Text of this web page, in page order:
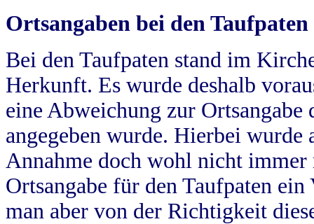
Ortsangaben bei den Taufpaten
Bei den Taufpaten stand im
Herkunft. Es wurde deshalb
eine Abweichung zur
angegeben wurde. Hierbei wurde
Annahme doch wohl nicht
Ortsangabe für den Taufpaten
man aber von der Richtigkeit